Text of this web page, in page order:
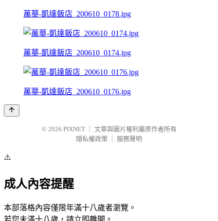
萬華-凱達飯店_200610_0178.jpg
萬華-凱達飯店_200610_0174.jpg
萬華-凱達飯店_200610_0176.jpg
© 2026 PIXNET
文章與圖片權利屬原作者所有
隱私權政策
服務聲明
⚠️
成人內容提醒
本部落格內容僅限年滿十八歲者瀏覽。
若您未滿十八歲，請立即離開。